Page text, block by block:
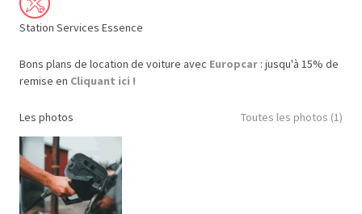
Station Services Essence
Bons plans de location de voiture avec Europcar : jusqu'à 15% de
remise en Cliquant ici !
Les photos Toutes les photos (1)